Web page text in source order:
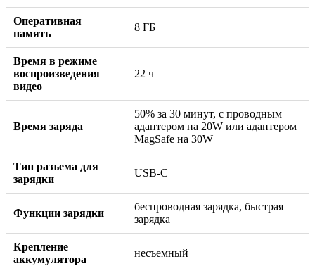
Оперативная
память
8 ГБ
Время в режиме
воспроизведения
видео
22 ч
Время заряда
50% за 30 минут, с проводным
адаптером на 20W или адаптером
MagSafe на 30W
Тип разъема для
зарядки
USB-C
Функции зарядки
беспроводная зарядка, быстрая
зарядка
Крепление
аккумулятора
несъемный